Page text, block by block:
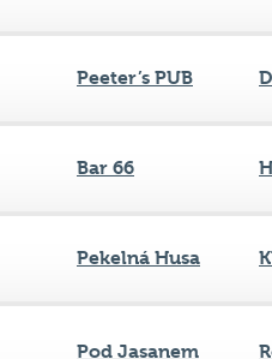
Peeter’s PUB
Bar 66
Pekelná Husa
Pod Jasanem